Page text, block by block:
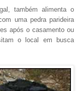
também alimenta o
uma pedra parideira
após o casamento ou
o local em busca